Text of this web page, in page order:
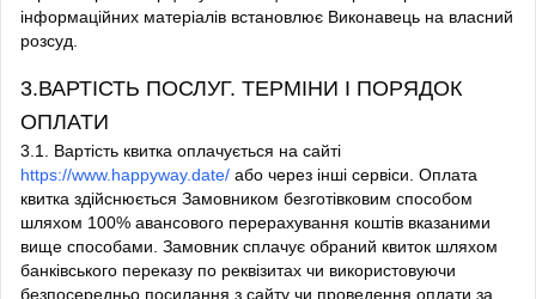
інформаційних матеріалів встановлює Виконавець на власний
розсуд.
3.ВАРТІСТЬ ПОСЛУГ. ТЕРМІНИ І ПОРЯДОК
ОПЛАТИ
3.1. Вартість квитка оплачується на сайті
https://www.happyway.date/ або через інші сервіси. Оплата
квитка здійснюється Замовником безготівковим способом
шляхом 100% авансового перерахування коштів вказаними
вище способами. Замовник сплачує обраний квиток шляхом
банківського переказу по реквізитах чи використовуючи
безпосередньо посилання з сайту чи проведення оплати за